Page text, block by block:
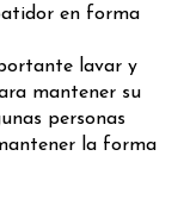
en forma
lavar y
mantener su
personas
la forma